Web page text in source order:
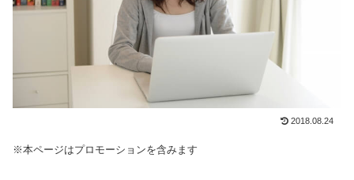
2018.08.24
※本ページはプロモーションを含みます